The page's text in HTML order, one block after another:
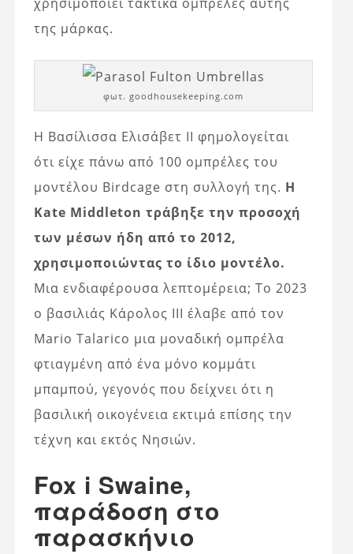
της μάρκας.
φωτ. goodhousekeeping.com
Η Βασίλισσα Ελισάβετ II φημολογείται
ότι είχε πάνω από 100 ομπρέλες του
μοντέλου Birdcage στη συλλογή της. Η
Kate Middleton τράβηξε την προσοχή
των μέσων ήδη από το 2012,
χρησιμοποιώντας το ίδιο μοντέλο.
Μια ενδιαφέρουσα λεπτομέρεια; Το 2023
ο βασιλιάς Κάρολος III έλαβε από τον
Mario Talarico μια μοναδική ομπρέλα
φτιαγμένη από ένα μόνο κομμάτι
μπαμπού, γεγονός που δείχνει ότι η
βασιλική οικογένεια εκτιμά επίσης την
τέχνη και εκτός Νησιών.
Fox i Swaine,
παράδοση στο
παρασκήνιο